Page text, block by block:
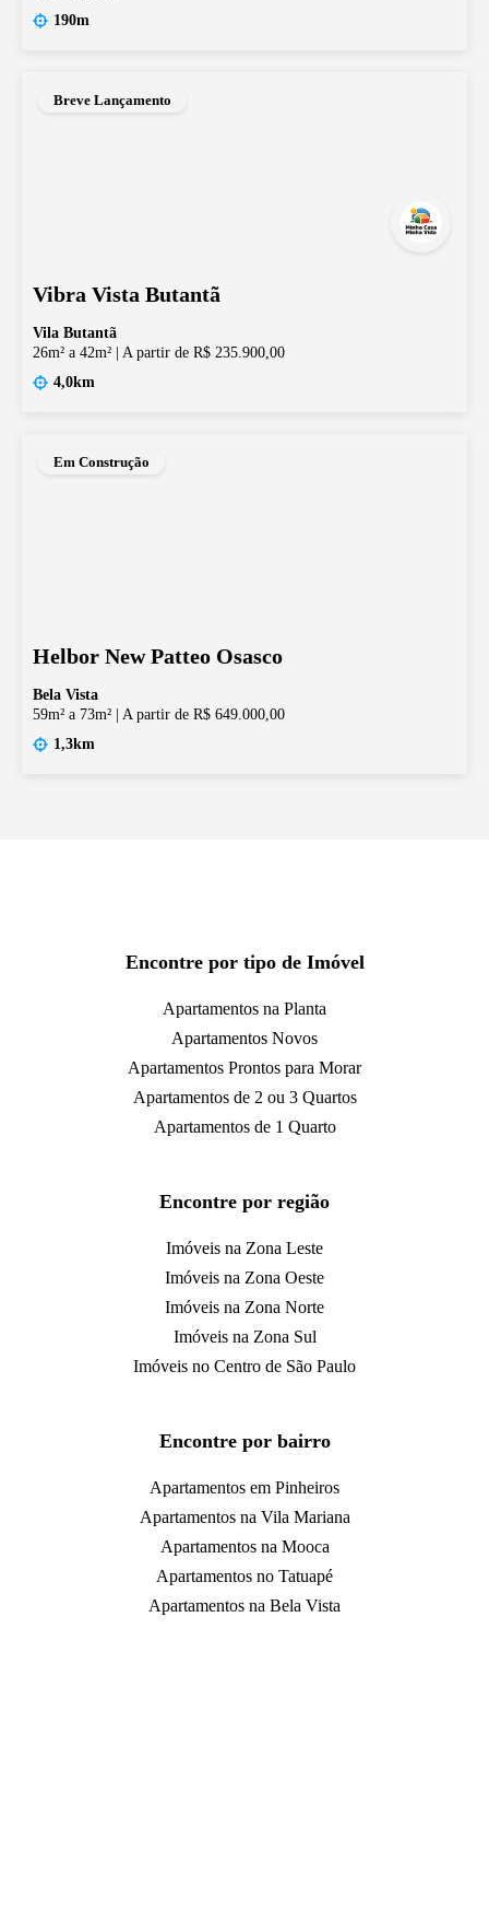
190m
Breve Lançamento
Vibra Vista Butantã
Vila Butantã
26m² a 42m² | A partir de R$ 235.900,00
4,0km
Em Construção
Helbor New Patteo Osasco
Bela Vista
59m² a 73m² | A partir de R$ 649.000,00
1,3km
Encontre por tipo de Imóvel
Apartamentos na Planta
Apartamentos Novos
Apartamentos Prontos para Morar
Apartamentos de 2 ou 3 Quartos
Apartamentos de 1 Quarto
Encontre por região
Imóveis na Zona Leste
Imóveis na Zona Oeste
Imóveis na Zona Norte
Imóveis na Zona Sul
Imóveis no Centro de São Paulo
Encontre por bairro
Apartamentos em Pinheiros
Apartamentos na Vila Mariana
Apartamentos na Mooca
Apartamentos no Tatuapé
Apartamentos na Bela Vista